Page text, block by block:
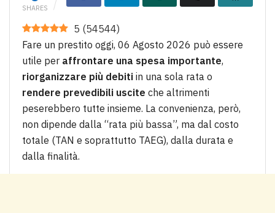
SHARES
5 (54544)
Fare un prestito oggi, 06 Agosto 2026 può essere
utile per affrontare una spesa importante,
riorganizzare più debiti in una sola rata o
rendere prevedibili uscite che altrimenti
peserebbero tutte insieme. La convenienza, però,
non dipende dalla “rata più bassa”, ma dal costo
totale (TAN e soprattutto TAEG), dalla durata e
dalla finalità.